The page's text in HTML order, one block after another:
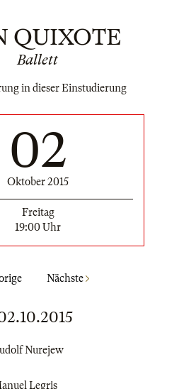
QUIXOTE
Ballett
in dieser Einstudierung
02
Oktober 2015
Freitag
19:00 Uhr
Nächste
Nurejew
Legris